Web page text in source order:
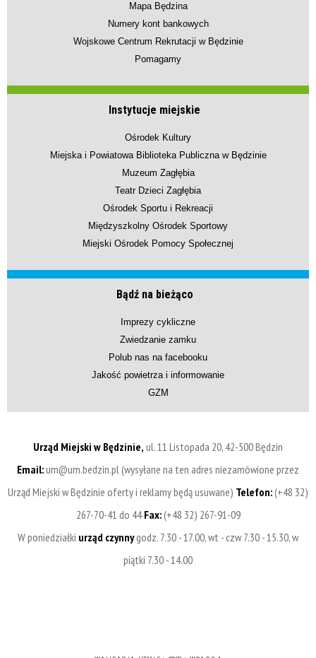
Mapa Będzina
Numery kont bankowych
Wojskowe Centrum Rekrutacji w Będzinie
Pomagamy
Instytucje miejskie
Ośrodek Kultury
Miejska i Powiatowa Biblioteka Publiczna w Będzinie
Muzeum Zagłębia
Teatr Dzieci Zagłębia
Ośrodek Sportu i Rekreacji
Międzyszkolny Ośrodek Sportowy
Miejski Ośrodek Pomocy Społecznej
Bądź na bieżąco
Imprezy cykliczne
Zwiedzanie zamku
Polub nas na facebooku
Jakość powietrza i informowanie
GZM
Urząd Miejski w Będzinie, ul. 11 Listopada 20, 42-500 Będzin
Email:um@um.bedzin.pl (wysyłane na ten adres niezamówione przez
Urząd Miejski w Będzinie oferty i reklamy będą usuwane) Telefon:(+48 32)
267-70-41 do 44Fax:(+48 32) 267-91-09
W poniedziałki urząd czynnygodz. 7.30 - 17.00, wt - czw 7.30 - 15.30, w
piątki 7.30 - 14.00